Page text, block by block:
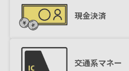
現金決済
交通系マネー